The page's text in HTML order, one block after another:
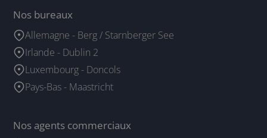
Nos bureaux
Allemagne - Berg / Starnberger See
Irlande - Dublin 2
Luxembourg - Doncols
Pays-Bas - Maastricht
Nos agents commerciaux